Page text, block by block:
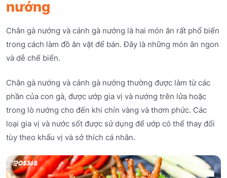
nướng
Chân gà nướng và cánh gà nướng là hai món ăn rất phổ biến
trong cách làm đồ ăn vặt để bán. Đây là những món ăn ngon
và dễ chế biến.
Chân gà nướng và cánh gà nướng thường được làm từ các
phần của con gà, được ướp gia vị và nướng trên lửa hoặc
trong lò nướng cho đến khi chín vàng và thơm phức. Các
loại gia vị và nước sốt được sử dụng để ướp có thể thay đổi
tùy theo khẩu vị và sở thích cá nhân.